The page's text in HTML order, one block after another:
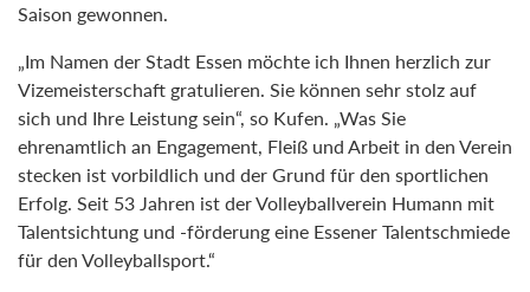
Saison gewonnen.
„Im Namen der Stadt Essen möchte ich Ihnen herzlich zur
Vizemeisterschaft gratulieren. Sie können sehr stolz auf
sich und Ihre Leistung sein“, so Kufen. „Was Sie
ehrenamtlich an Engagement, Fleiß und Arbeit in den Verein
stecken ist vorbildlich und der Grund für den sportlichen
Erfolg. Seit 53 Jahren ist der Volleyballverein Humann mit
Talentsichtung und -förderung eine Essener Talentschmiede
für den Volleyballsport.“